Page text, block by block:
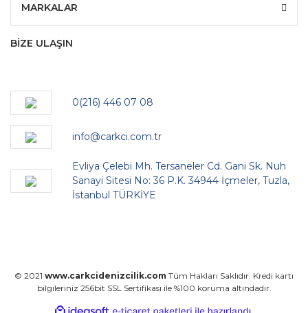
MARKALAR
BİZE ULAŞIN
0(216) 446 07 08
info@carkci.com.tr
Evliya Çelebi Mh. Tersaneler Cd. Gani Sk. Nuh
Sanayi Sitesi No: 36 P.K. 34944 İçmeler, Tuzla,
İstanbul TÜRKİYE
© 2021 www.carkcidenizcilik.com Tüm Hakları Saklıdır. Kredi kartı
bilgileriniz 256bit SSL Sertifikası ile %100 koruma altındadır.